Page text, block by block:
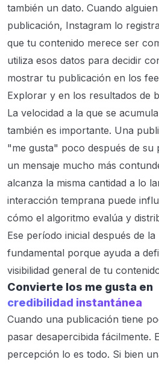
también un dato. Cuando
publicación, Instagram lo
que tu contenido merece ser
utiliza esos datos para decidir
mostrar tu publicación en los
Explorar y en los resultados de
La velocidad a la que se
también es importante. Una
"me gusta" poco después de su
un mensaje mucho más
alcanza la misma cantidad a lo
interacción temprana puede
cómo el algoritmo evalúa y
Ese período inicial después de
fundamental porque ayuda a
visibilidad general de tu
Convierte los me gusta en
credibilidad instantánea
Cuando una publicación tiene
pasar desapercibida fácilmente.
percepción lo es todo. Si bien